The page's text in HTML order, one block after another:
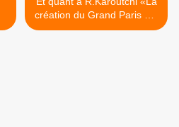
création du Grand Paris est
une priorité absolue» >